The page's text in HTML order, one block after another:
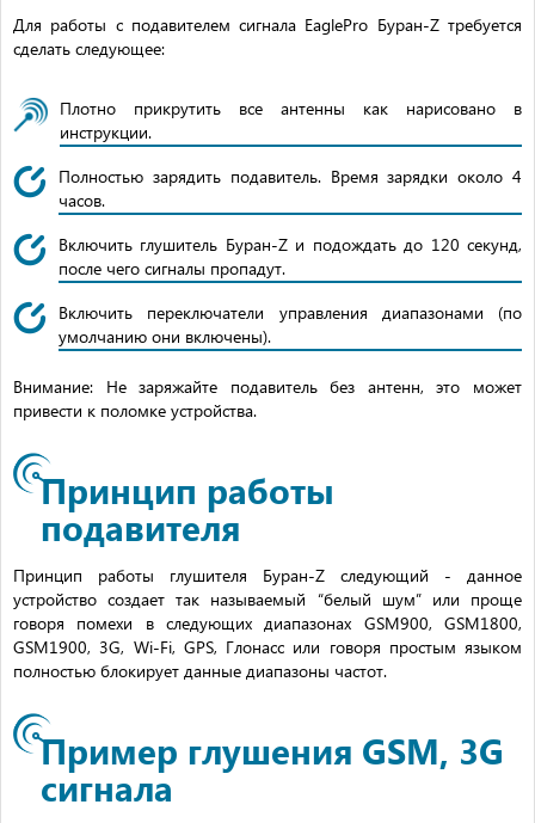
Для работы с подавителем сигнала EaglePro Буран-Z требуется
сделать следующее:
Плотно прикрутить все антенны как нарисовано в
инструкции.
Полностью зарядить подавитель. Время зарядки около 4
часов.
Включить глушитель Буран-Z и подождать до 120 секунд,
после чего сигналы пропадут.
Включить переключатели управления диапазонами (по
умолчанию они включены).
Внимание: Не заряжайте подавитель без антенн, это может
привести к поломке устройства.
Принцип работы
подавителя
Принцип работы глушителя Буран-Z следующий - данное
устройство создает так называемый “белый шум” или проще
говоря помехи в следующих диапазонах GSM900, GSM1800,
GSM1900, 3G, Wi-Fi, GPS, Глонасс или говоря простым языком
полностью блокирует данные диапазоны частот.
Пример глушения GSM, 3G
сигнала